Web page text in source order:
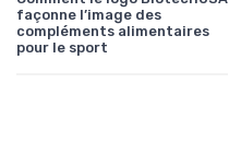
façonne l’image des
compléments alimentaires
pour le sport